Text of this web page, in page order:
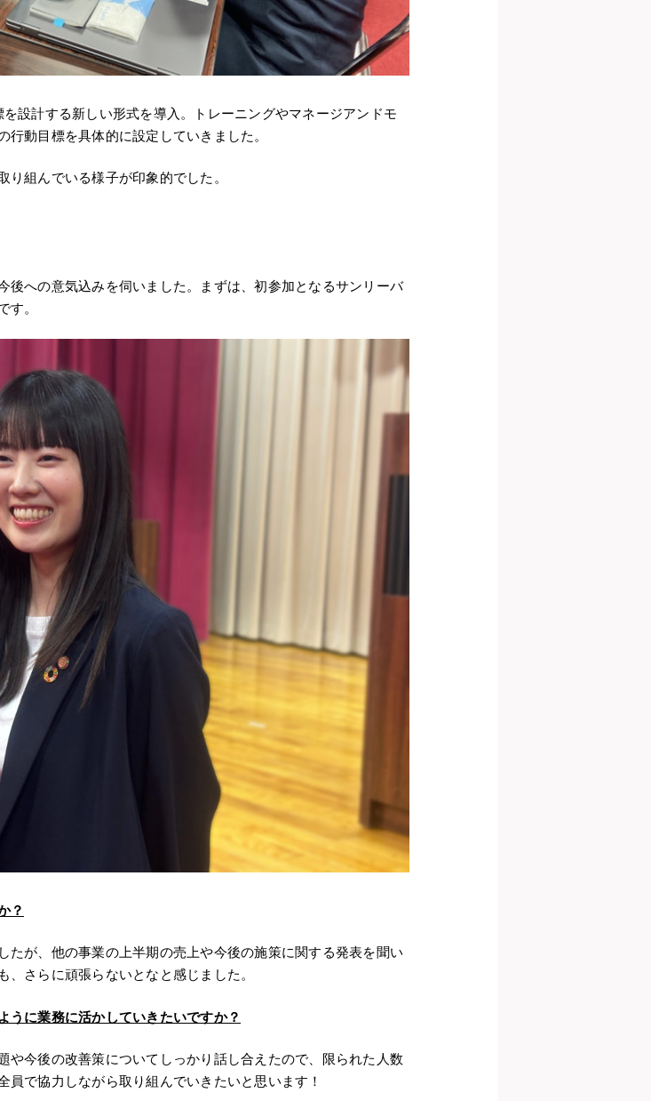
設計する新しい形式を導入。トレーニングやマネージアンドモ
動目標を具体的に設定していきました。
組んでいる様子が印象的でした。
後への意気込みを伺いました。まずは、初参加となるサンリーバ
す。
？
たが、他の事業の上半期の売上や今後の施策に関する発表を聞い
さらに頑張らないとなと感じました。
うに業務に活かしていきたいですか？
や今後の改善策についてしっかり話し合えたので、限られた人数
で協力しながら取り組んでいきたいと思います！